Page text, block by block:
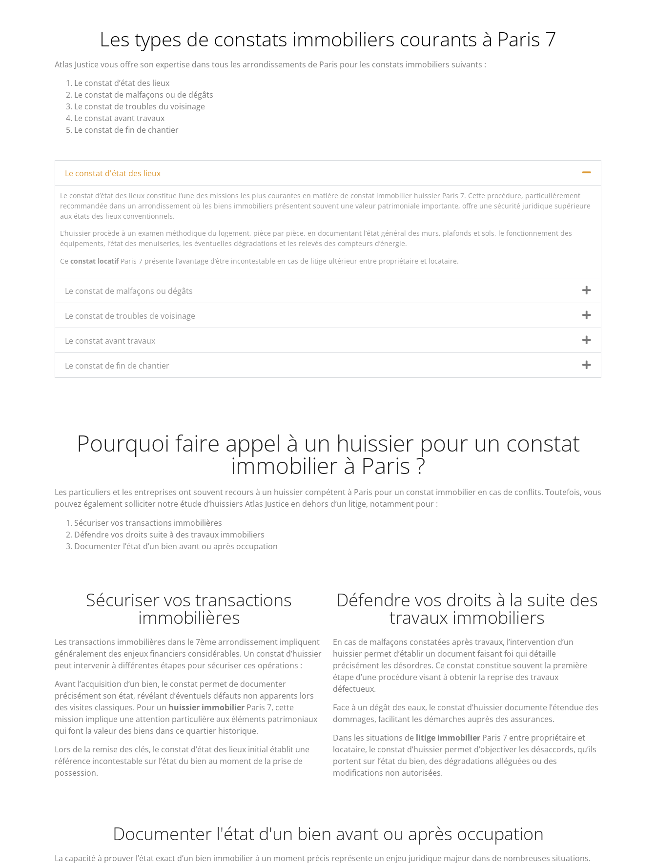
Les types de constats immobiliers courants à Paris 7
Atlas Justice vous offre son expertise dans tous les arrondissements de Paris pour les constats immobiliers suivants :
Le constat d’état des lieux
Le constat de malfaçons ou de dégâts
Le constat de troubles du voisinage
Le constat avant travaux
Le constat de fin de chantier
Le constat d'état des lieux
Le constat d’état des lieux constitue l’une des missions les plus courantes en matière de constat immobilier huissier Paris 7. Cette procédure, particulièrement
recommandée dans un arrondissement où les biens immobiliers présentent souvent une valeur patrimoniale importante, offre une sécurité juridique supérieure
aux états des lieux conventionnels.
L’huissier procède à un examen méthodique du logement, pièce par pièce, en documentant l’état général des murs, plafonds et sols, le fonctionnement des
équipements, l’état des menuiseries, les éventuelles dégradations et les relevés des compteurs d’énergie.
Ce constat locatifParis 7 présente l’avantage d’être incontestable en cas de litige ultérieur entre propriétaire et locataire.
Le constat de malfaçons ou dégâts
Le constat de troubles de voisinage
Le constat avant travaux
Le constat de fin de chantier
Pourquoi faire appel à un huissier pour un constat
immobilier à Paris ?
Les particuliers et les entreprises ont souvent recours à un huissier compétent à Paris pour un constat immobilier en cas de conflits. Toutefois, vous
pouvez également solliciter notre étude d’huissiers Atlas Justice en dehors d’un litige, notamment pour :
Sécuriser vos transactions immobilières
Défendre vos droits suite à des travaux immobiliers
Documenter l’état d’un bien avant ou après occupation
Sécuriser vos transactions
immobilières
Les transactions immobilières dans le 7ème arrondissement impliquent
généralement des enjeux financiers considérables. Un constat d’huissier
peut intervenir à différentes étapes pour sécuriser ces opérations :
Avant l’acquisition d’un bien, le constat permet de documenter
précisément son état, révélant d’éventuels défauts non apparents lors
des visites classiques. Pour un huissier immobilier Paris 7, cette
mission implique une attention particulière aux éléments patrimoniaux
qui font la valeur des biens dans ce quartier historique.
Lors de la remise des clés, le constat d’état des lieux initial établit une
référence incontestable sur l’état du bien au moment de la prise de
possession.
Défendre vos droits à la suite des
travaux immobiliers
En cas de malfaçons constatées après travaux, l’intervention d’un
huissier permet d’établir un document faisant foi qui détaille
précisément les désordres. Ce constat constitue souvent la première
étape d’une procédure visant à obtenir la reprise des travaux
défectueux.
Face à un dégât des eaux, le constat d’huissier documente l’étendue des
dommages, facilitant les démarches auprès des assurances.
Dans les situations de litige immobilier Paris 7 entre propriétaire et
locataire, le constat d’huissier permet d’objectiver les désaccords, qu’ils
portent sur l’état du bien, des dégradations alléguées ou des
modifications non autorisées.
Documenter l'état d'un bien avant ou après occupation
La capacité à prouver l’état exact d’un bien immobilier à un moment précis représente un enjeu juridique majeur dans de nombreuses situations.